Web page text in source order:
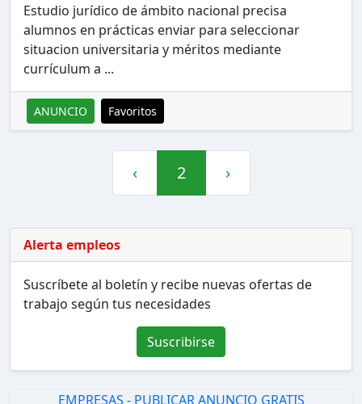
Estudio jurídico de ámbito nacional precisa
alumnos en prácticas enviar para seleccionar
situacion universitaria y méritos mediante
currículum a ...
ANUNCIO Favoritos
‹ 2 ›
Alerta empleos
Suscríbete al boletín y recibe nuevas ofertas de
trabajo según tus necesidades
Suscribirse
EMPRESAS - PUBLICAR ANUNCIO GRATIS